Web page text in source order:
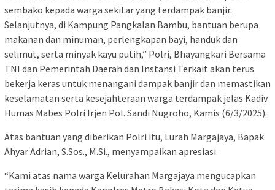
sembako kepada warga sekitar yang terdampak banjir.
Selanjutnya, di Kampung Pangkalan Bambu, bantuan berupa
makanan dan minuman, perlengkapan bayi, handuk dan
selimut, serta minyak kayu putih,” Polri, Bhayangkari Bersama
TNI dan Pemerintah Daerah dan Instansi Terkait akan terus
bekerja keras untuk menangani dampak banjir dan memastikan
keselamatan serta kesejahteraan warga terdampak jelas Kadiv
Humas Mabes Polri Irjen Pol. Sandi Nugroho, Kamis (6/3/2025).
Atas bantuan yang diberikan Polri itu, Lurah Margajaya, Bapak
Ahyar Adrian, S.Sos., M.Si., menyampaikan apresiasi.
“Kami atas nama warga Kelurahan Margajaya mengucapkan